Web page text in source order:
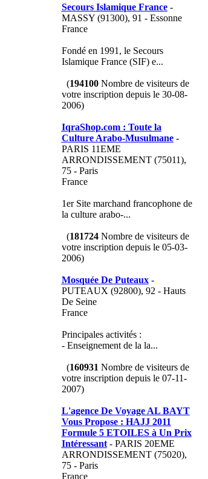
Secours Islamique France-
MASSY (91300), 91 - Essonne
France
Fondé en 1991, le Secours
Islamique France (SIF) e...
(194100Nombre de visiteurs de
votre inscription depuis le 30-08-
2006)
IqraShop.com : Toute la
Culture Arabo-Musulmane-
PARIS 11EME
ARRONDISSEMENT (75011),
75 - Paris
France
1er Site marchand francophone de
la culture arabo-...
(181724Nombre de visiteurs de
votre inscription depuis le 05-03-
2006)
Mosquée De Puteaux-
PUTEAUX (92800), 92 - Hauts
De Seine
France
Principales activités :
- Enseignement de la la...
(160931 Nombre de visiteurs de
votre inscription depuis le 07-11-
2007)
L'agence De Voyage AL BAYT
Vous Propose : HAJJ 2011
Formule 5 ETOILES à Un Prix
Intéressant- PARIS 20EME
ARRONDISSEMENT (75020),
75 - Paris
France